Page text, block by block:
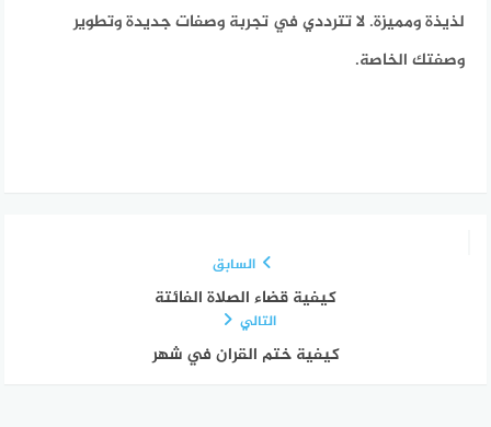
لذيذة ومميزة. لا تترددي في تجربة وصفات جديدة وتطوير
وصفتك الخاصة.
السابق
كيفية قضاء الصلاة الفائتة
التالي
كيفية ختم القران في شهر